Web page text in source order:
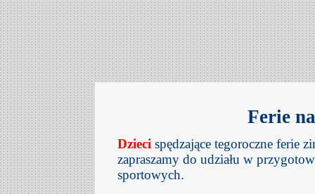
Ferie
Dzieci spędzające tegoroczne ferie
zapraszamy do udziału w
sportowych.